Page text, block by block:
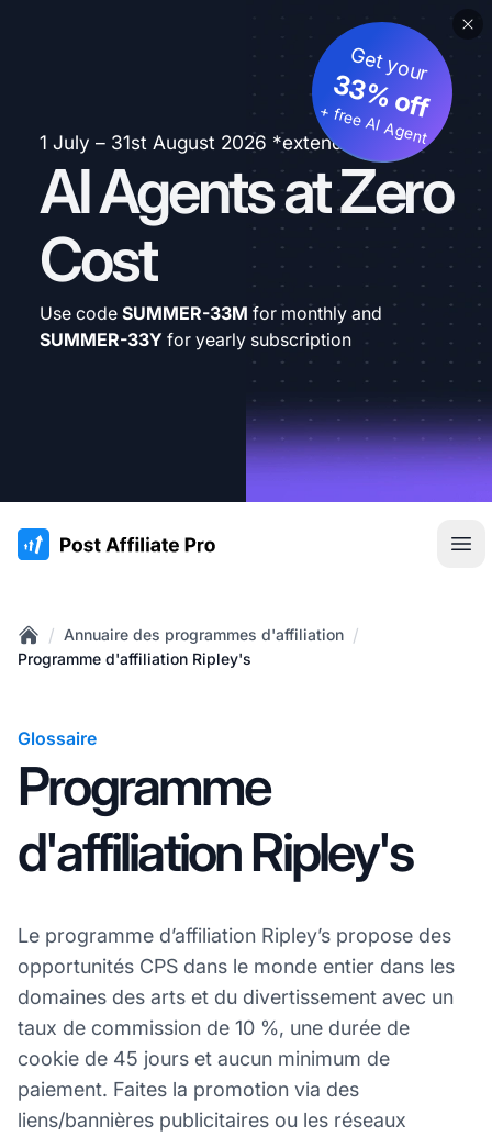
1 July – 31st August 2026 *extended
AI Agents at Zero
Cost
Get your
33% off
+ free AI Agent
Use code SUMMER-33M for monthly and
SUMMER-33Y for yearly subscription
:site.title
Home
/ Annuaire des programmes d'affiliation /
Programme d'affiliation Ripley's
Glossaire
Programme
d'affiliation Ripley's
Le programme d’affiliation Ripley’s propose des
opportunités CPS dans le monde entier dans les
domaines des arts et du divertissement avec un
taux de commission de 10 %, une durée de
cookie de 45 jours et aucun minimum de
paiement. Faites la promotion via des
liens/bannières publicitaires ou les réseaux